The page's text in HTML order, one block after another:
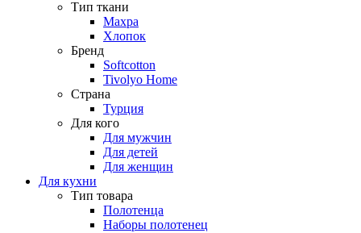
Тип ткани
Махра
Хлопок
Бренд
Softcotton
Tivolyo Home
Страна
Турция
Для кого
Для мужчин
Для детей
Для женщин
Для кухни
Тип товара
Полотенца
Наборы полотенец